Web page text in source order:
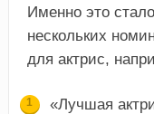
Именно это
нескольких
для актрис,
«Лучшая